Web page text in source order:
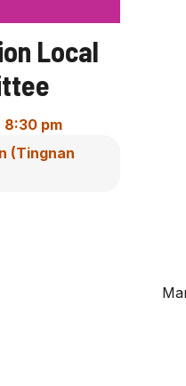
Local
8:30 pm
(Tingnan